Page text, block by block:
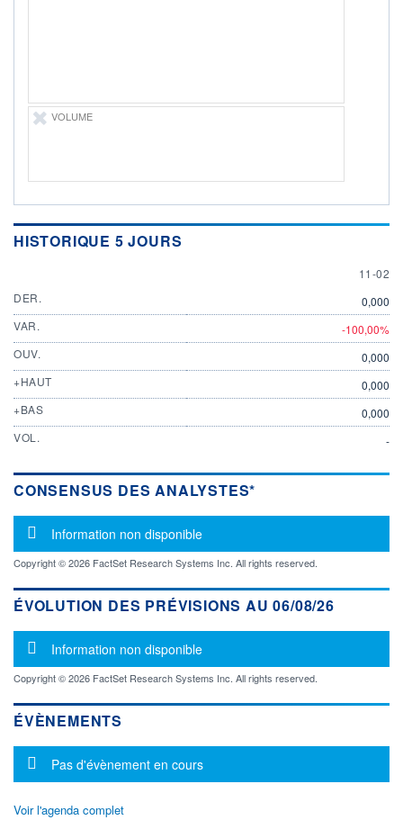
VOLUME
HISTORIQUE 5 JOURS
11
11-02
DER.
0,000
VAR.
-100,00%
OUV.
0,000
+HAUT
0,000
+BAS
0,000
VOL.
-
CONSENSUS DES ANALYSTES*
Message d'information
Information non disponible
Copyright © 2026 FactSet Research Systems Inc. All rights reserved.
ÉVOLUTION DES PRÉVISIONS AU 06/08/26
Message d'information
Information non disponible
Copyright © 2026 FactSet Research Systems Inc. All rights reserved.
ÉVÈNEMENTS
Message d'information
Pas d'évènement en cours
Voir l'agenda complet